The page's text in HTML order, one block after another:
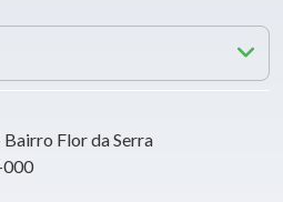
Bairro Flor da Serra
000